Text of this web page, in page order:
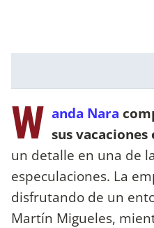
W anda Nara
sus vacaciones
un detalle en una de
especulaciones. La
disfrutando de un
Martín Migueles,